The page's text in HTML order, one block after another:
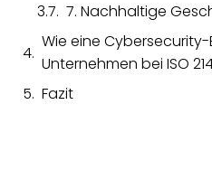
7. Nachhaltige
Wie eine
Unternehmen bei ISO
Fazit